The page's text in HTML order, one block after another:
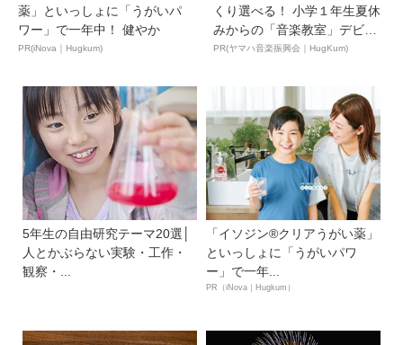
薬」といっしょに「うがいパ
ワー」で一年中！ 健やか
PR(iNova｜Hugkum)
くり選べる！ 小学１年生夏休
みからの「音楽教室」デビ
ュ...
PR(ヤマハ音楽振興会｜HugKum)
5年生の自由研究テーマ20選│
人とかぶらない実験・工作・
観察・...
「イソジン®クリアうがい薬」
といっしょに「うがいパワ
ー」で一年...
PR（iNova｜Hugkum）